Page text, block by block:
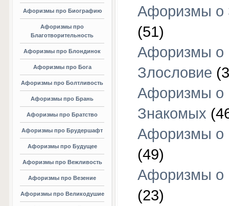
Афоризмы про Биографию
Афоризмы про
Благотворительность
Афоризмы про Блондинок
Афоризмы про Бога
Афоризмы про Болтливость
Афоризмы про Брань
Афоризмы про Братство
Афоризмы про Брудершафт
Афоризмы про Будущее
Афоризмы про Вежливость
Афоризмы про Везение
Афоризмы про Великодушие
Афоризмы о
(51)
Афоризмы о
Злословие
Афоризмы о
Знакомых
Афоризмы о
(49)
Афоризмы о
(23)